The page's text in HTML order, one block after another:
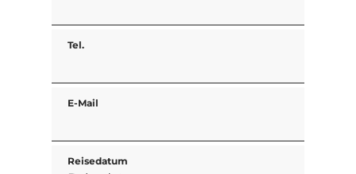
Tel.
E-Mail
Reisedatum